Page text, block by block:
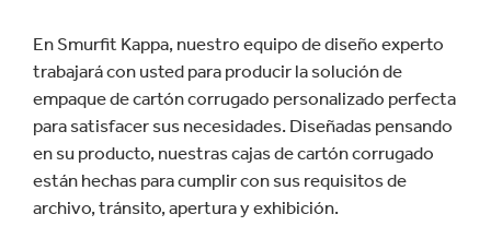
En Smurfit Kappa, nuestro equipo de diseño experto
trabajará con usted para producir la solución de
empaque de cartón corrugado personalizado perfecta
para satisfacer sus necesidades. Diseñadas pensando
en su producto, nuestras cajas de cartón corrugado
están hechas para cumplir con sus requisitos de
archivo, tránsito, apertura y exhibición.